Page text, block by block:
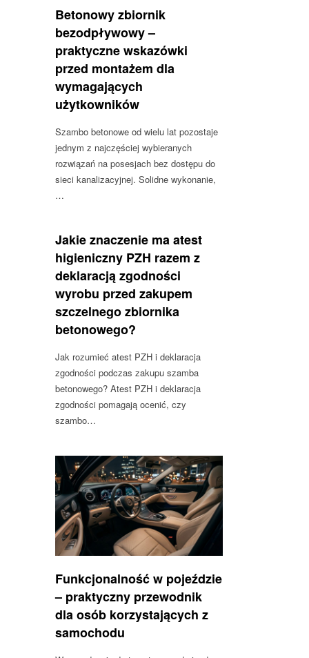
Betonowy zbiornik
bezodpływowy –
praktyczne wskazówki
przed montażem dla
wymagających
użytkowników
Szambo betonowe od wielu lat pozostaje
jednym z najczęściej wybieranych
rozwiązań na posesjach bez dostępu do
sieci kanalizacyjnej. Solidne wykonanie,
…
Jakie znaczenie ma atest
higieniczny PZH razem z
deklaracją zgodności
wyrobu przed zakupem
szczelnego zbiornika
betonowego?
Jak rozumieć atest PZH i deklaracja
zgodności podczas zakupu szamba
betonowego? Atest PZH i deklaracja
zgodności pomagają ocenić, czy
szambo…
Funkcjonalność w pojeździe
– praktyczny przewodnik
dla osób korzystających z
samochodu